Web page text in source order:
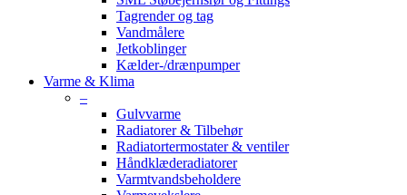
Tagrender og tag
Vandmålere
Jetkoblinger
Kælder-/drænpumper
Varme & Klima
–
Gulvvarme
Radiatorer & Tilbehør
Radiatortermostater & ventiler
Håndklæderadiatorer
Varmtvandsbeholdere